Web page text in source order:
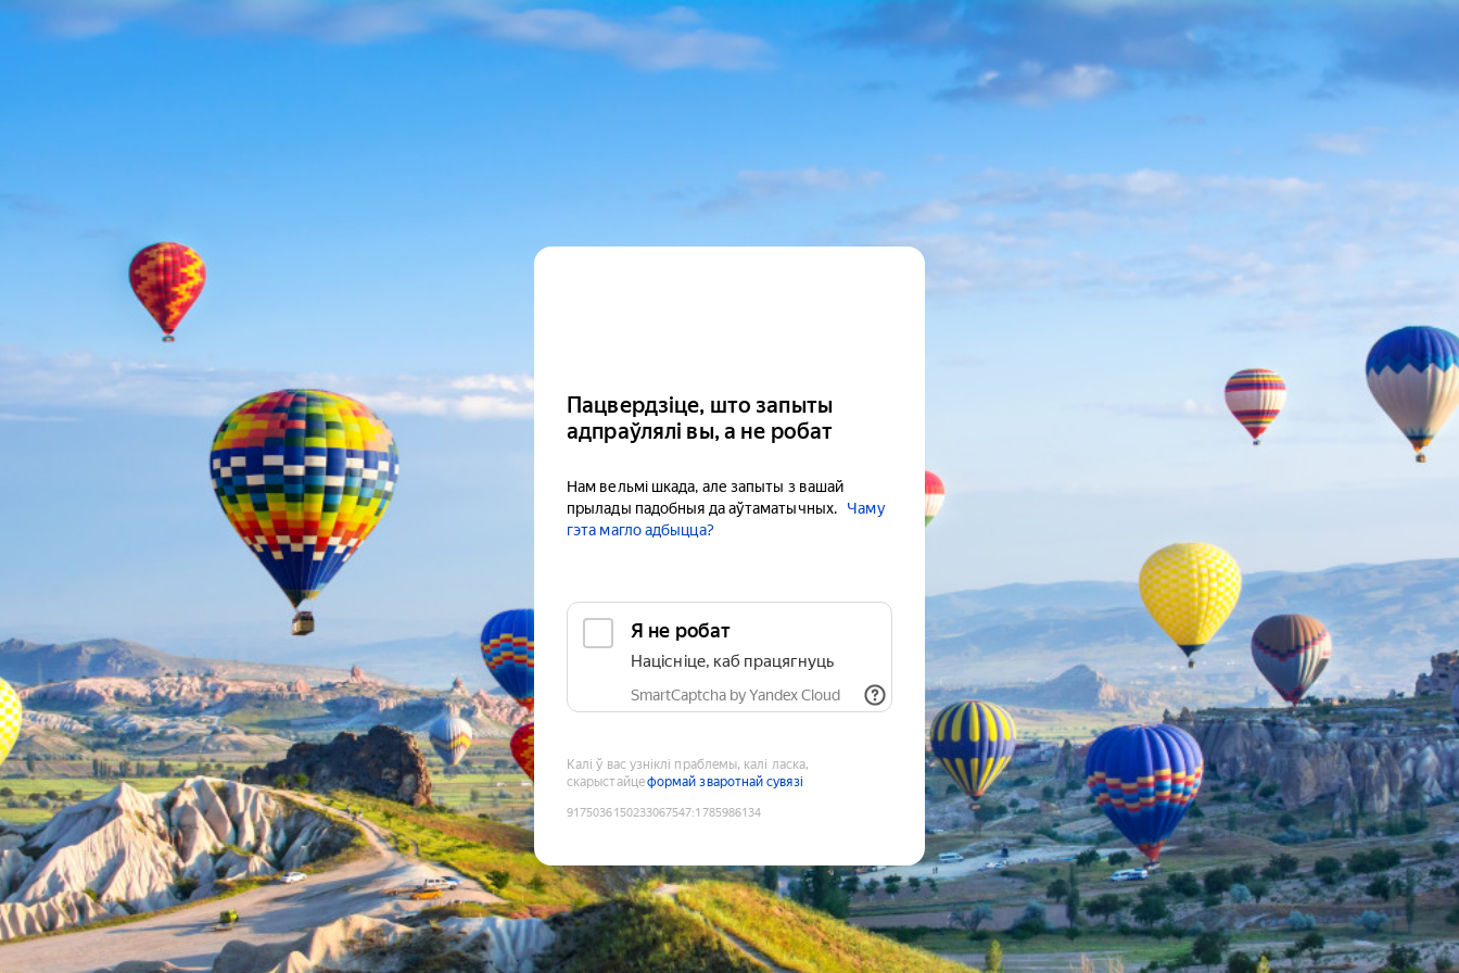
Пацвердзіце, што запыты
адпраўлялі вы, а не робат
Нам вельмі шкада, але запыты з вашай
прылады падобныя да аўтаматычных.
Чаму
гэта магло адбыцца?
Я не робат
Націсніце, каб працягнуць
SmartCaptcha by Yandex Cloud
Калі ў вас узніклі праблемы, калі ласка,
скарыстайцеформай зваротнай сувязі
9175036150233067547:1785986134